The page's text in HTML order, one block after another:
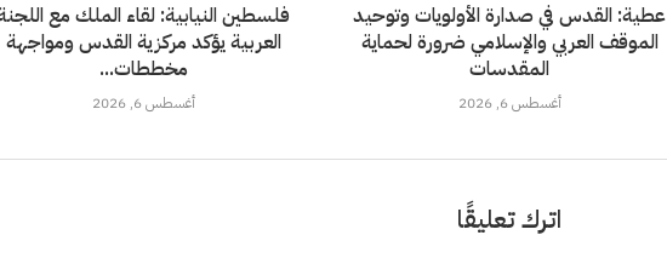
فلسطين النيابية: لقاء الملك مع
العربية يؤكد مركزية القدس ومواجهة
مخططات...
أغسطس 6, 2026
عطية: القدس في صدارة الأولويات وتوحيد
الموقف العربي والإسلامي ضرورة لحماية
المقدسات
أغسطس 6, 2026
اترك تعليقًا